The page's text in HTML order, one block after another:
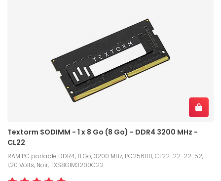
Textorm SODIMM - 1 x 8 Go (8 Go) - DDR4 3200 MHz -
CL22
RAM PC portable DDR4, 8 Go, 3200 MHz, PC25600, CL22-22-22-52,
1,20 Volts, Noir, TXS8G1M3200C22